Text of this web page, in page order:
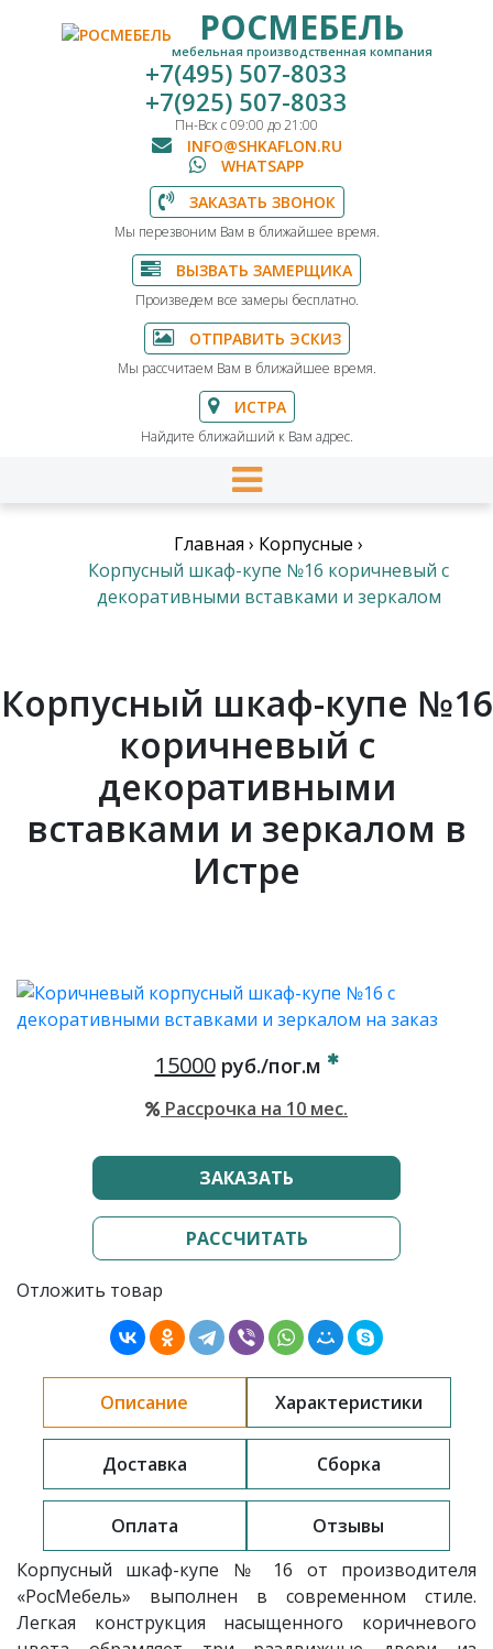
РОСМЕБЕЛЬ
мебельная производственная компания
+7(495) 507-8033
+7(925) 507-8033
Пн-Вск с 09:00 до 21:00
INFO@SHKAFLON.RU
WHATSAPP
ЗАКАЗАТЬ ЗВОНОК
Мы перезвоним Вам в ближайшее время.
ВЫЗВАТЬ ЗАМЕРЩИКА
Произведем все замеры бесплатно.
ОТПРАВИТЬ ЭСКИЗ
Мы рассчитаем Вам в ближайшее время.
ИСТРА
Найдите ближайший к Вам адрес.
Главная › Корпусные ›
Корпусный шкаф-купе №16 коричневый с
декоративными вставками и зеркалом
Корпусный шкаф-купе №16
коричневый с
декоративными
вставками и зеркалом в
Истре
15000руб./пог.м
Рассрочка на 10 мес.
ЗАКАЗАТЬ
РАССЧИТАТЬ
Отложить товар
Описание Характеристики
Доставка Сборка
Оплата
Отзывы
Корпусный шкаф-купе № 16 от производителя
«РосМебель» выполнен в современном стиле.
Легкая конструкция насыщенного коричневого